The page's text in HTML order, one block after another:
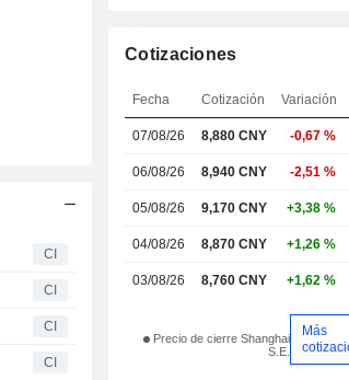
CI
CI
CI
CI
Cotizaciones
Fecha Cotización Variación
07/08/26 8,880 CNY -0,67 %
06/08/26 8,940 CNY -2,51 %
05/08/26 9,170 CNY +3,38 %
04/08/26 8,870 CNY +1,26 %
03/08/26 8,760 CNY +1,62 %
Precio de cierre Shanghai
S.E.
Más